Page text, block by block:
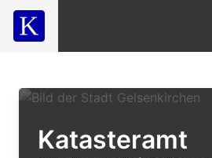
Katasteramt